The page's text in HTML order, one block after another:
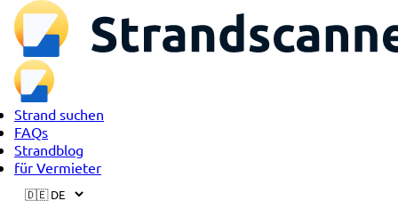
Strand suchen
FAQs
Strandblog
für Vermieter